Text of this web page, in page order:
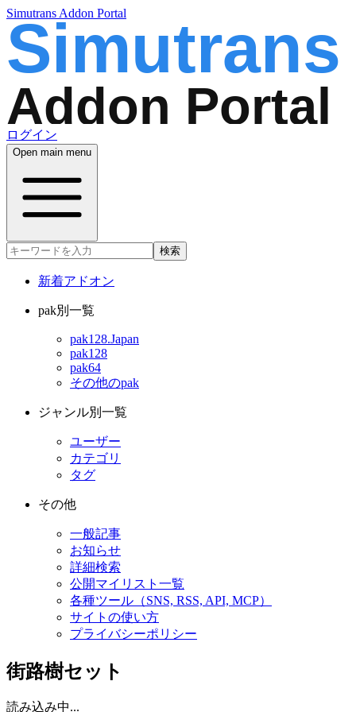
Simutrans Addon Portal
ログイン
Open main menu
検索
新着アドオン
pak別一覧
pak128.Japan
pak128
pak64
その他のpak
ジャンル別一覧
ユーザー
カテゴリ
タグ
その他
一般記事
お知らせ
詳細検索
公開マイリスト一覧
各種ツール（SNS, RSS, API, MCP）
サイトの使い方
プライバシーポリシー
街路樹セット
読み込み中...